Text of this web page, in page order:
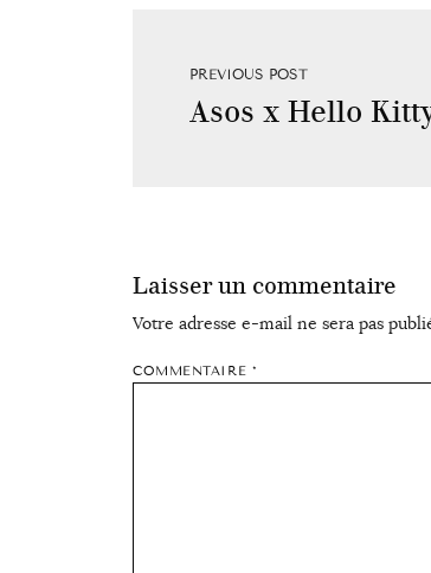
PREVIOUS POST
Asos x Hello
Laisser un commentaire
Votre adresse e-mail ne sera pas
COMMENTAIRE *